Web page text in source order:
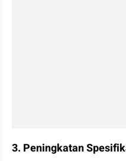
3. Peningkatan